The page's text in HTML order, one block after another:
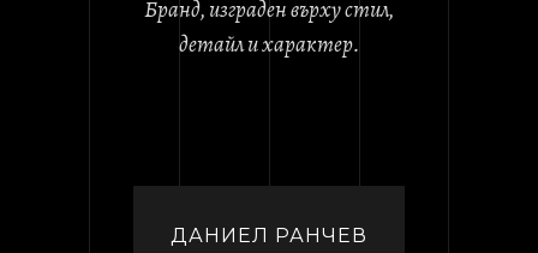
Бранд, изграден върху стил,
детайл и характер.
ДАНИЕЛ РАНЧЕВ